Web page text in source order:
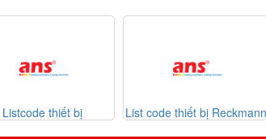
List code thiết bị Reckmann
List code thiết bị